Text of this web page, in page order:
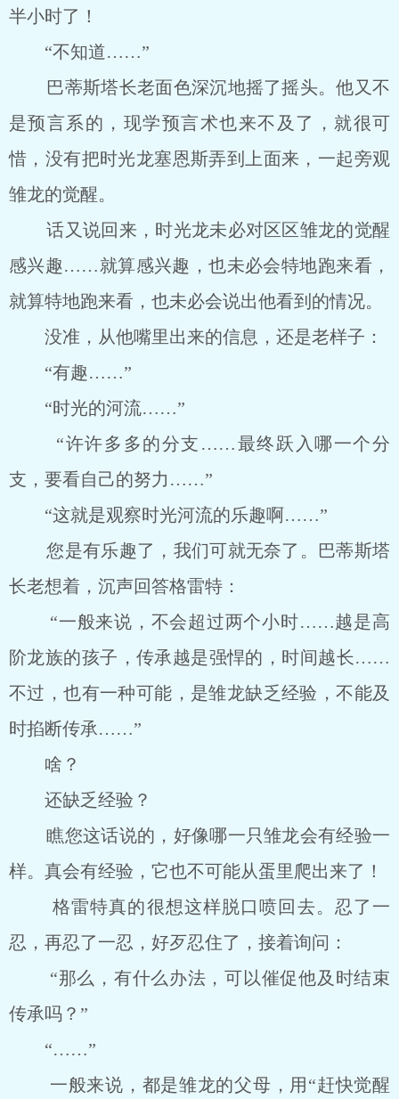
半小时了！
“不知道……”
巴蒂斯塔长老面色深沉地摇了摇头。他又不
是预言系的，现学预言术也来不及了，就很可
惜，没有把时光龙塞恩斯弄到上面来，一起旁观
雏龙的觉醒。
话又说回来，时光龙未必对区区雏龙的觉醒
感兴趣……就算感兴趣，也未必会特地跑来看，
就算特地跑来看，也未必会说出他看到的情况。
没准，从他嘴里出来的信息，还是老样子：
“有趣……”
“时光的河流……”
“许许多多的分支……最终跃入哪一个分
支，要看自己的努力……”
“这就是观察时光河流的乐趣啊……”
您是有乐趣了，我们可就无奈了。巴蒂斯塔
长老想着，沉声回答格雷特：
“一般来说，不会超过两个小时……越是高
阶龙族的孩子，传承越是强悍的，时间越长……
不过，也有一种可能，是雏龙缺乏经验，不能及
时掐断传承……”
啥？
还缺乏经验？
瞧您这话说的，好像哪一只雏龙会有经验一
样。真会有经验，它也不可能从蛋里爬出来了！
格雷特真的很想这样脱口喷回去。忍了一
忍，再忍了一忍，好歹忍住了，接着询问：
“那么，有什么办法，可以催促他及时结束
传承吗？”
“……”
一般来说，都是雏龙的父母，用“赶快觉醒